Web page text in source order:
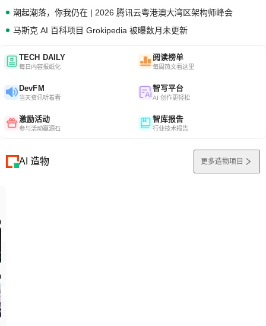
潮起潮落，你我仍在 | 2026 腾讯云粤港澳大湾区架构师峰会
马斯克 AI 百科项目 Grokipedia 被曝数月未更新
TECH DAILY
每日内容报纸化
阅读榜单
每周热文看这里
DevFM
当天资讯听着看
智写平台
AI 创作更轻松
激励活动
参与活动赢源石
智库报告
行业技术报告
AI 造物 更多造物项目